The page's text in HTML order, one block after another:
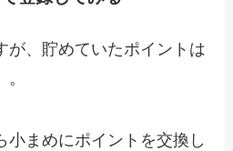
が、貯めていたポイントは
小まめにポイントを交換し